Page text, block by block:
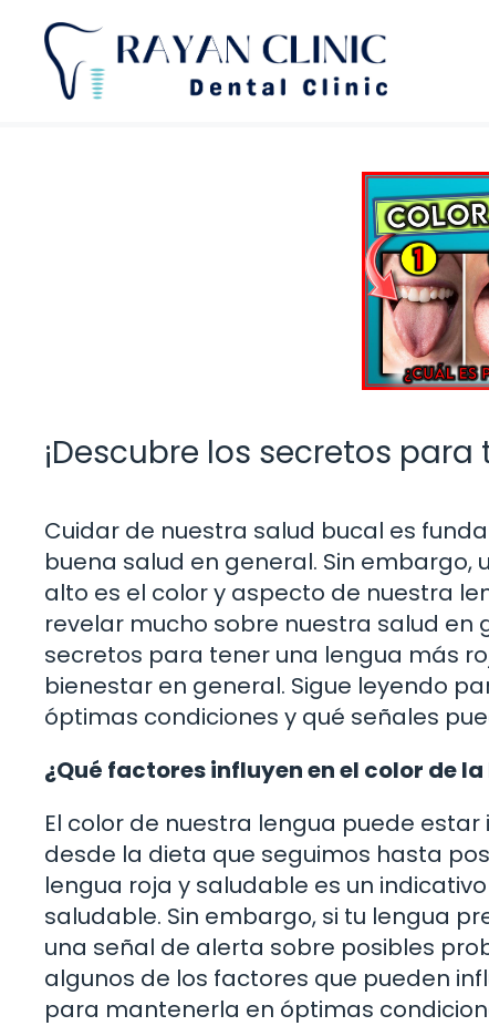
Saltar
contenido
¡Descubre los secretos
Cuidar de nuestra salud bucal es
buena salud en general. Sin
alto es el color y aspecto de nuestra
revelar mucho sobre nuestra salud en
secretos para tener una lengua más
bienestar en general. Sigue leyendo
óptimas condiciones y qué señales
¿Qué factores influyen en el color de
El color de nuestra lengua puede
desde la dieta que seguimos hasta
lengua roja y saludable es un
saludable. Sin embargo, si tu lengua
una señal de alerta sobre posibles
algunos de los factores que pueden
para mantenerla en óptimas